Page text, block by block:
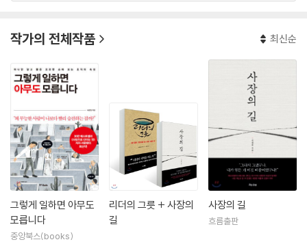
할까? 또 어떤 어려움들이 있고, 어떻게 이겨내야 할까? 저자는 경영 현장
과 진화생태학에서 이 답을 찾는 연구를 해오고 있다. 조직과 리더를 살아
있게 하는 생명력 넘치는 리더십을 찾기 위해서다. 《사장으로 산다는 것》
이 입문서였다면 이번에 출간한 《사장의 길》은 본격적인 개론서라고 할 수
있다. 이를 위해 운영해오던 생존경영연구소를 2016년 인간·자연 생명력
연구소로 전환했다. 살아 있음을 향한 길 찾기를 넘어 인간 속의 자연, 자연
속의 인간에서 자연스러우면서도 살아 있는 《사장의 길》을 찾고자 함이다.
저서로는 《사장으로 산다는 것》을 비롯해 《살아 있는 것들은 전략이 있
다》 《사장의 자격》 《시작하라 그들처럼》 《사자도 굶어 죽는다》 등이 있다.
작가의 전체작품 최신순
그렇게 일하면 아무도
모릅니다
중앙북스(books)
리더의 그릇 + 사장의
길
사장의 길
흐름출판